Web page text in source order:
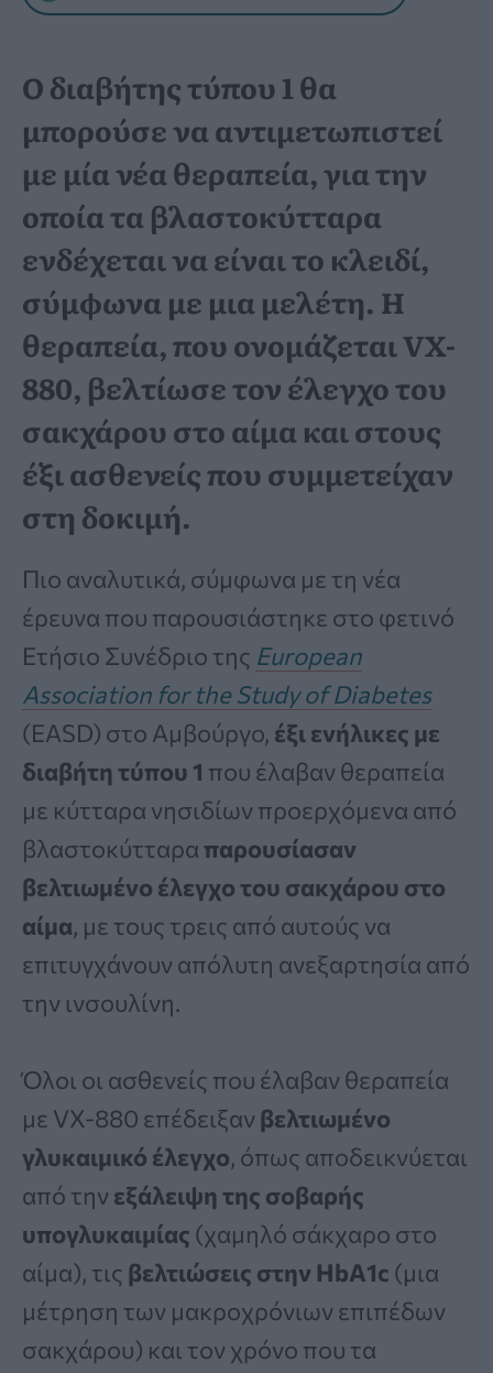
Ο διαβήτης τύπου 1 θα
μπορούσε να αντιμετωπιστεί
με μία νέα θεραπεία, για την
οποία τα βλαστοκύτταρα
ενδέχεται να είναι το κλειδί,
σύμφωνα με μια μελέτη. Η
θεραπεία, που ονομάζεται VX-
880, βελτίωσε τον έλεγχο του
σακχάρου στο αίμα και στους
έξι ασθενείς που συμμετείχαν
στη δοκιμή.
Πιο αναλυτικά, σύμφωνα με τη νέα
έρευνα που παρουσιάστηκε στο φετινό
Ετήσιο Συνέδριο της European
Association for the Study of Diabetes
(EASD) στο Αμβούργο, έξι ενήλικες με
διαβήτη τύπου 1 που έλαβαν θεραπεία
με κύτταρα νησιδίων προερχόμενα από
βλαστοκύτταρα παρουσίασαν
βελτιωμένο έλεγχο του σακχάρου στο
αίμα, με τους τρεις από αυτούς να
επιτυγχάνουν απόλυτη ανεξαρτησία από
την ινσουλίνη.
Όλοι οι ασθενείς που έλαβαν θεραπεία
με VX-880 επέδειξαν βελτιωμένο
γλυκαιμικό έλεγχο, όπως αποδεικνύεται
από την εξάλειψη της σοβαρής
υπογλυκαιμίας (χαμηλό σάκχαρο στο
αίμα), τις βελτιώσεις στην HbA1c (μια
μέτρηση των μακροχρόνιων επιπέδων
σακχάρου) και τον χρόνο που τα